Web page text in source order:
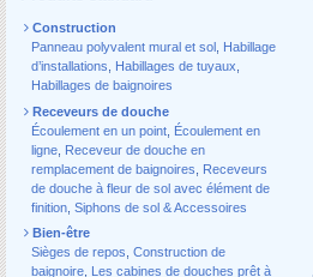
Construction
Panneau polyvalent mural et sol Habillage
d’installations
Habillages de tuyaux
Habillages de baignoires
Receveurs de douche
Écoulement en un point Écoulement en
ligne Receveur de douche en
remplacement de baignoires
Receveurs
de douche à fleur de sol avec élément de
finition Siphons de sol & Accessoires
Bien-être
Sièges de repos Construction de
baignoire
Les cabines de douches prêt à